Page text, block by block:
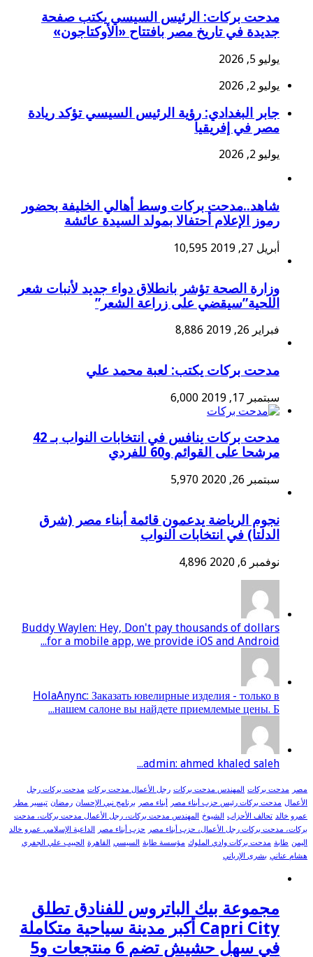
مدحت بركات: الرئيس السيسي يكتب صفحة
جديدة في تاريخ مصر بافتتاح «الأوكتاجون»
يوليو 5, 2026
يوليو 2, 2026
جابر البغدادي: رؤية الرئيس السيسي تؤكد ريادة
مصر في إفريقيا
يوليو 2, 2026
شاهد..مدحت بركات وسط أهالي الخليفة بحضور
رموز الإعلام أحتفالا بمولد السيدة عائشة
أبريل 27, 2019 10,595
وزارة الصحة تؤشر بانطلاق دواء جديد لأنبات شعر
اللحية”سيقضي على زراعة الشعر”
فبراير 26, 2019 8,886
مدحت بركات يكتب: لعبة محمد علي
سبتمبر 17, 2019 6,000
مدحت بركات ينافس في انتخابات النواب بـ 42
مرشحا على القوائم و60 للفردي
سبتمبر 26, 2020 5,970
نجوم الرياضة يدعمون قائمة أبناء مصر (شرق
الدلتا) في انتخابات النواب
نوفمبر 6, 2020 4,896
Buddy Waylen: Hey, Don't pay thousands of dollars
for a mobile app, we provide iOS and Android...
HolaAnync: Заказать ювелирные изделия - только в
нашем салоне вы найдете приемлемые цены. Б...
admin: ahmed khaled saleh...
مصر مدحت بركات المهندس مدحت بركات رجل الأعمال مدحت بركات مدحت بركات رجل
الأعمال مدحت بركات رئيس حزب أبناء مصر أبناء مصر برنامج نبي الإحسان رمضان تيسير مطر
عمرو خالد تحالف الأحزاب الشيوخ المهندس مدحت بركات، رجل الأعمال مدحت بركات، مدحت
بركات، مدحت بركات رجل الأعمال، حزب أبناء مصر
حزب أبناء مصر
الداعية الإسلامي عمرو خالد
اليمن طابة مدحت بركات وادي الملوك مؤسسة طابة السيسي القاهرة الحبيب علي الجفري
هشام عناني بشرى الإرياني
مجموعة بيك الباتروس للفنادق تطلق
Capri City أكبر مدينة سياحية متكاملة
في سهل حشيش تضم 6 منتجعات و5